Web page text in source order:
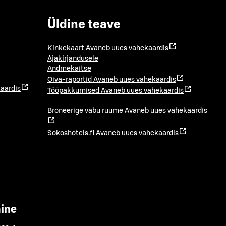
Üldine teave
Kinkekaart Avaneb uues vahekaardis
Ajakirjandusele
Andmekaitse
Oiva-raportid Avaneb uues vahekaardis
Tööpakkumised Avaneb uues vahekaardis
Broneerige vabu ruume Avaneb uues vahekaardis
Sokoshotels.fi Avaneb uues vahekaardis